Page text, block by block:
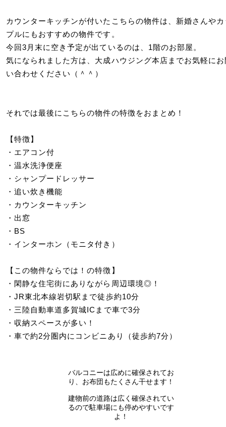
カウンターキッチンが付いたこちらの物件は、新婚さんやカ
プルにもおすすめの物件です。
今回3月末に空き予定が出ているのは、1階のお部屋。
気になられました方は、大成ハウジング本店までお気軽にお
い合わせください（＾＾）
それでは最後にこちらの物件の特徴をおまとめ！
【特徴】
・エアコン付
・温水洗浄便座
・シャンプードレッサー
・追い炊き機能
・カウンターキッチン
・出窓
・BS
・インターホン（モニタ付き）
【この物件ならでは！の特徴】
・閑静な住宅街にありながら周辺環境◎！
・JR東北本線岩切駅まで徒歩約10分
・三陸自動車道多賀城ICまで車で3分
・収納スペースが多い！
・車で約2分圏内にコンビニあり（徒歩約7分）
バルコニーは広めに確保されてお
り、お布団もたくさん干せます！
建物前の道路は広く確保されてい
るので駐車場にも停めやすいです
よ！